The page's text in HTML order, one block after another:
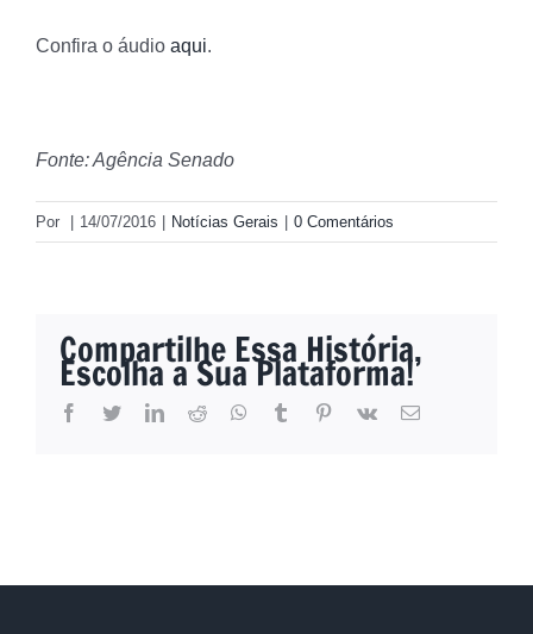
Confira o áudio aqui.
Fonte: Agência Senado
Por 14/07/2016 Notícias Gerais 0 Comentários
Compartilhe Essa História,
Escolha a Sua Plataforma!
facebook
twitterlinkedinreddit whatsapptumblr pinterest
vk
E-